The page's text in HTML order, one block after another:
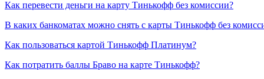
Как перевести деньги на карту Тинькофф без комиссии?
В каких банкоматах можно снять с карты Тинькофф без
Как пользоваться картой Тинькофф Платинум?
Как потратить баллы Браво на карте Тинькофф?